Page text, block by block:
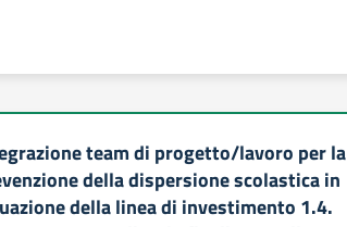
team di progetto/lavoro per la
della dispersione scolastica in
della linea di investimento 1.4.